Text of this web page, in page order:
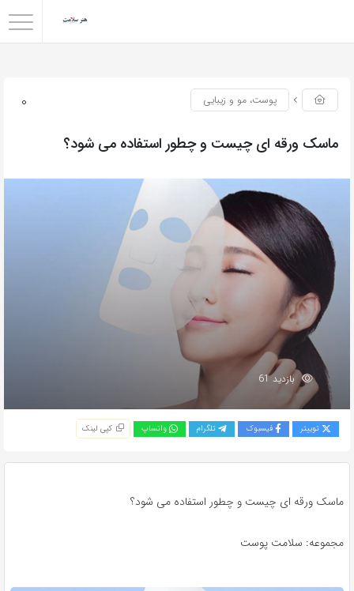
0 پوست، مو و زیبایی
ماسک ورقه ای چیست و چطور استفاده می شود؟
بازدید 61
توییتر فیسبوک تلگرام واتساپ کپی لینک
ماسک ورقه ای چیست و چطور استفاده می شود؟
مجموعه: سلامت پوست